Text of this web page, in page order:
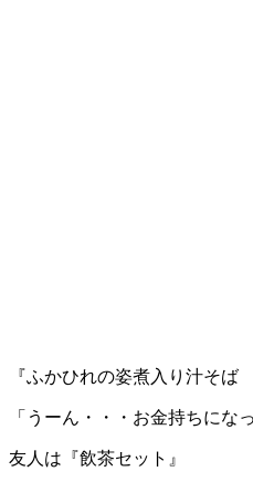
『ふかひれの姿煮入り汁そば
「うーん・・・お金持ちに
友人は『飲茶セット』